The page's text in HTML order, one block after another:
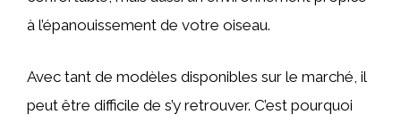
à l’épanouissement de votre oiseau.
Avec tant de modèles disponibles sur le marché, il
peut être difficile de s’y retrouver. C’est pourquoi